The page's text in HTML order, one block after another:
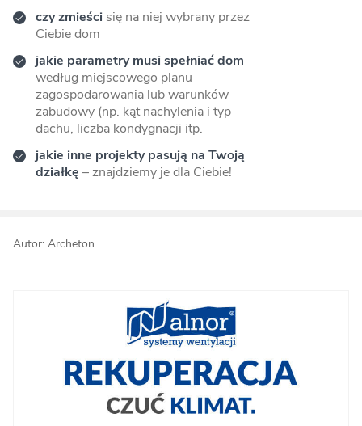
czy zmieści się na niej wybrany przez
Ciebie dom
jakie parametry musi spełniać dom
według miejscowego planu
zagospodarowania lub warunków
zabudowy (np. kąt nachylenia i typ
dachu, liczba kondygnacji itp.
jakie inne projekty pasują na Twoją
działkę – znajdziemy je dla Ciebie!
Autor: Archeton